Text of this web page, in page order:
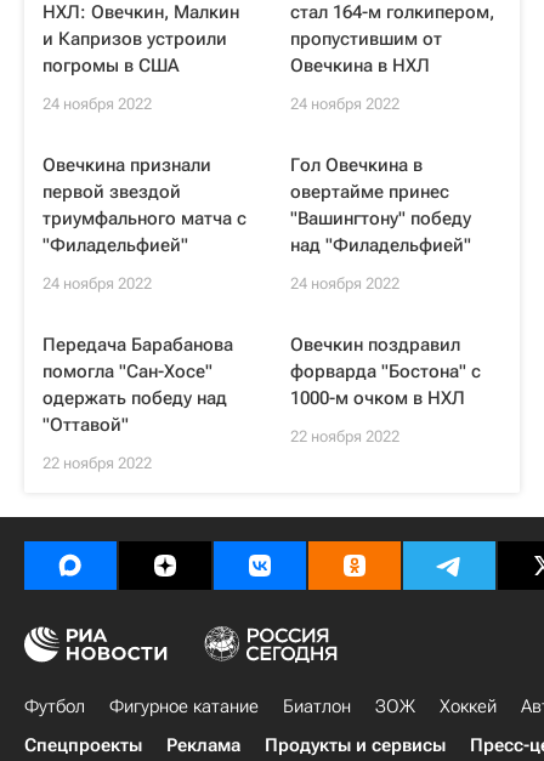
НХЛ: Овечкин, Малкин
и Капризов устроили
погромы в США
24 ноября 2022
стал 164-м голкипером,
пропустившим от
Овечкина в НХЛ
24 ноября 2022
Овечкина признали
первой звездой
триумфального матча с
"Филадельфией"
24 ноября 2022
Гол Овечкина в
овертайме принес
"Вашингтону" победу
над "Филадельфией"
24 ноября 2022
Передача Барабанова
помогла "Сан-Хосе"
одержать победу над
"Оттавой"
22 ноября 2022
Овечкин поздравил
форварда "Бостона" с
1000-м очком в НХЛ
22 ноября 2022
Футбол Фигурное катание Биатлон ЗОЖ Хоккей
Спецпроекты
Реклама Продукты и сервисы Пресс-